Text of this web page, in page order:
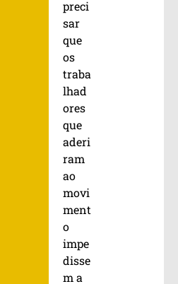
preci
sar
que
os
traba
lhad
ores
que
aderi
ram
ao
movi
ment
o
impe
disse
m a